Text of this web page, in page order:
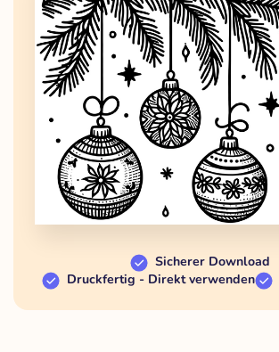
Sicherer Download
Druckfertig - Direkt verwenden